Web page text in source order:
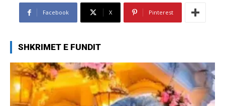
Facebook X Pinterest
SHKRIMET E FUNDIT